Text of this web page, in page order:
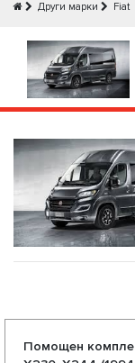
Други марки Fiat
дистрибутор на
предлагаме
въздушни
конкуретни цени
Помощен